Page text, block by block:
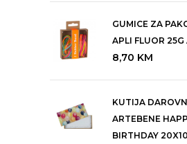
Selotejpi, ljepila i makaze
Sitni uredski materijal
Teke A4 i A5
GUMICE ZA
APLI FLUOR 25G
8,70 KM
KUTIJA
ARTEBENE
BIRTHDAY